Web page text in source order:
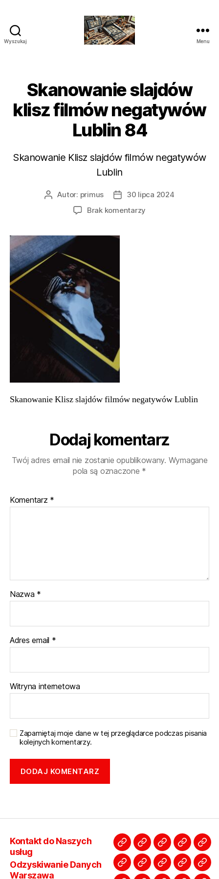
Wyszukaj
Archiwizacji
Polska
Menu
Skanowanie slajdów
klisz filmów negatywów
Lublin 84
Skanowanie Klisz slajdów filmów negatywów
Lublin
AutorAutor: primus
Data
wpisu
30 lipca 2024
Brak komentarzy
Skanowanie Klisz slajdów filmów negatywów Lublin
Dodaj komentarz
Twój adres email nie zostanie opublikowany. Wymagane
pola są oznaczone *
Komentarz *
Nazwa *
Adres email *
Witryna internetowa
Zapamiętaj moje dane w tej przeglądarce podczas pisania
kolejnych komentarzy.
Kontakt do Naszych
usług
Odzyskiwanie Danych
Warszawa
Kontakt
do
Naszych
Odzyskiwanie
Danych
Warszawa
Odzyskiwanie
Danych
Warszawa
kaset
Wawer
StudioOdszumianie
CennikDzwięk